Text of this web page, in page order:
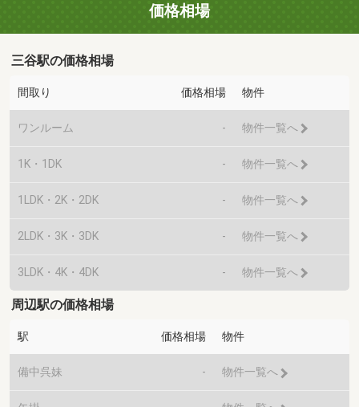
価格相場
三谷駅の価格相場
間取り 価格相場 物件
ワンルーム - 物件一覧へ
1K・1DK - 物件一覧へ
1LDK・2K・2DK - 物件一覧へ
2LDK・3K・3DK - 物件一覧へ
3LDK・4K・4DK - 物件一覧へ
周辺駅の価格相場
駅 価格相場 物件
備中呉妹 - 物件一覧へ